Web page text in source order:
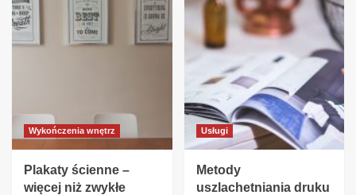
Wykończenia wnętrz
Plakaty ścienne –
więcej niż zwykłe
Usługi
Metody
uszlachetniania druku